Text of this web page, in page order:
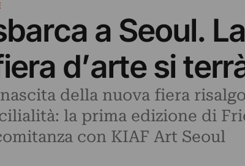
a Seoul.
d’arte si
della nuova fiera
la prima edizione di
con KIAF Art Seoul